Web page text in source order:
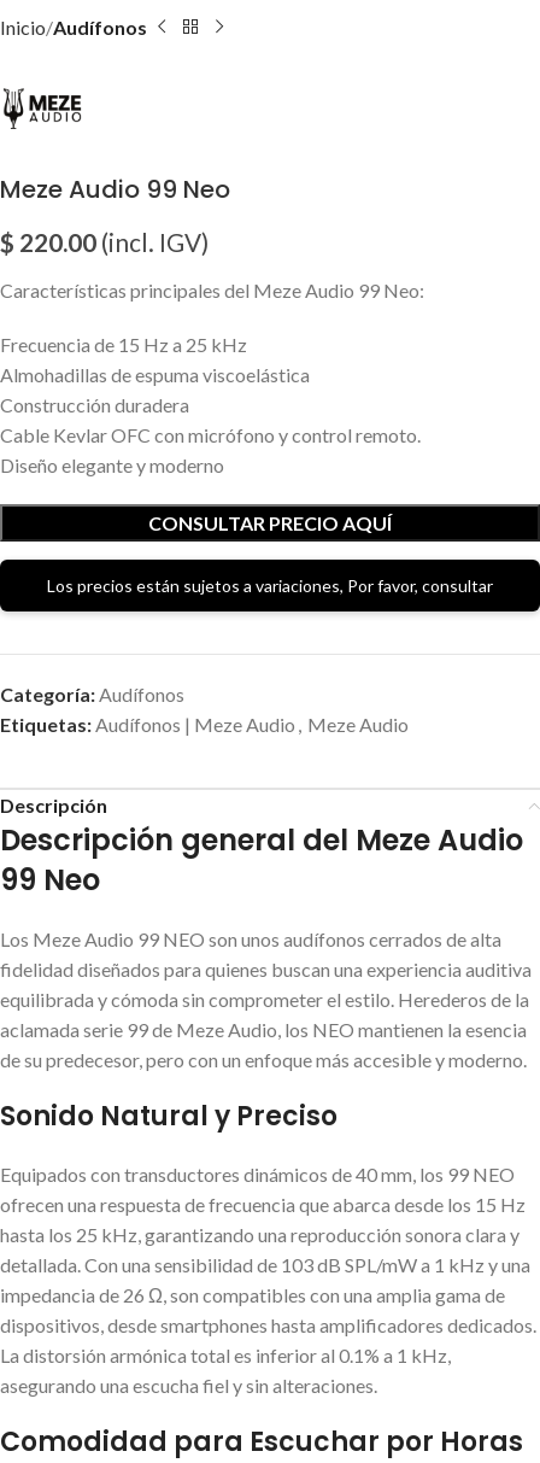
Inicio Audífonos
Meze Audio 99 Neo
$ 220.00 (incl. IGV)
Características principales del Meze Audio 99 Neo:
Frecuencia de 15 Hz a 25 kHz
Almohadillas de espuma viscoelástica
Construcción duradera
Cable Kevlar OFC con micrófono y control remoto.
Diseño elegante y moderno
CONSULTAR PRECIO AQUÍ
Los precios están sujetos a variaciones, Por favor, consultar
Categoría:Audífonos
Etiquetas:Audífonos | Meze Audio , Meze Audio
Descripción
Descripción general del Meze Audio
99 Neo
Los Meze Audio 99 NEO son unos audífonos cerrados de alta
fidelidad diseñados para quienes buscan una experiencia auditiva
equilibrada y cómoda sin comprometer el estilo. Herederos de la
aclamada serie 99 de Meze Audio, los NEO mantienen la esencia
de su predecesor, pero con un enfoque más accesible y moderno.
Sonido Natural y Preciso
Equipados con transductores dinámicos de 40 mm, los 99 NEO
ofrecen una respuesta de frecuencia que abarca desde los 15 Hz
hasta los 25 kHz, garantizando una reproducción sonora clara y
detallada. Con una sensibilidad de 103 dB SPL/mW a 1 kHz y una
impedancia de 26 Ω, son compatibles con una amplia gama de
dispositivos, desde smartphones hasta amplificadores dedicados.
La distorsión armónica total es inferior al 0.1% a 1 kHz,
asegurando una escucha fiel y sin alteraciones.
Comodidad para Escuchar por Horas